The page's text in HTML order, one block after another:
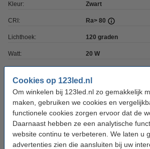
Cookies op 123led.nl
Om winkelen bij 123led.nl zo gemakkelijk
maken, gebruiken we cookies en
functionele cookies zorgen ervoor dat de
Daarnaast hebben ze een analytische
website continu te verbeteren. We laten u
advertenties zien die aansluiten bij uw
Kleur: Zwart
CRI: Ra> 80
Lichthoek: 120 graden
Watt: 20 W
Voltage: 18-21 V
Batterijen inbegrepen:
Afmetingen: 270 x 230 x 220 mm